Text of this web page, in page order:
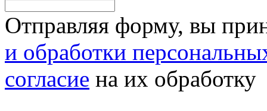
Отправляя форму, вы
и обработки
согласие на их обработку